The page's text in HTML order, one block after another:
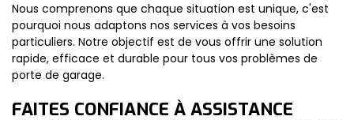
Nous comprenons que chaque situation est unique, c'est
pourquoi nous adaptons nos services à vos besoins
particuliers. Notre objectif est de vous offrir une solution
rapide, efficace et durable pour tous vos problèmes de
porte de garage.
FAITES CONFIANCE À ASSISTANCE